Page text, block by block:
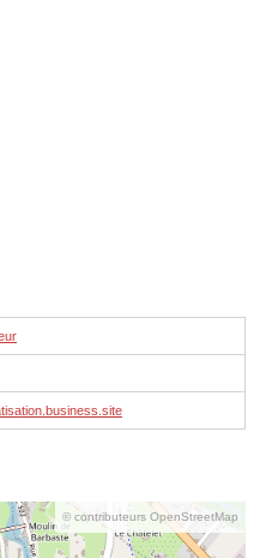
© contributeurs OpenStreetMap